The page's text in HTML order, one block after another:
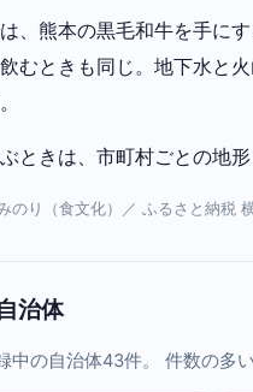
、熊本の黒毛和牛を手に
むときも同じ。地下水と
ときは、市町村ごとの地
のり（食文化）／ ふるさと納税
治体
中の自治体43件。 件数の多